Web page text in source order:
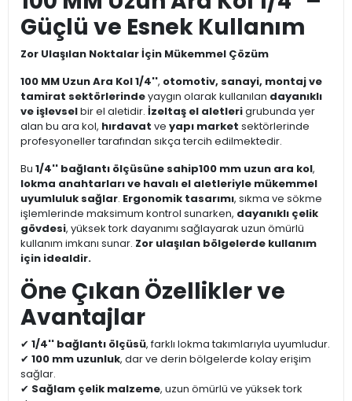
Güçlü ve Esnek Kullanım
Zor Ulaşılan Noktalar İçin Mükemmel Çözüm
100 MM Uzun Ara Kol 1/4'', otomotiv, sanayi, montaj ve
tamirat sektörlerindeyaygın olarak kullanılan dayanıklı
ve işlevselbir el aletidir. İzeltaş el aletlerigrubunda yer
alan bu ara kol, hırdavat ve yapı market sektörlerinde
profesyoneller tarafından sıkça tercih edilmektedir.
Bu 1/4'' bağlantı ölçüsüne sahip100 mm uzun ara kol,
lokma anahtarları ve havalı el aletleriyle mükemmel
uyumluluk sağlar. Ergonomik tasarımı, sıkma ve sökme
işlemlerinde maksimum kontrol sunarken, dayanıklı çelik
gövdesi, yüksek tork dayanımı sağlayarak uzun ömürlü
kullanım imkanı sunar. Zor ulaşılan bölgelerde kullanım
için idealdir.
Öne Çıkan Özellikler ve
Avantajlar
✔ 1/4'' bağlantı ölçüsü, farklı lokma takımlarıyla uyumludur.
✔ 100 mm uzunluk, dar ve derin bölgelerde kolay erişim
sağlar.
✔ Sağlam çelik malzeme, uzun ömürlü ve yüksek tork